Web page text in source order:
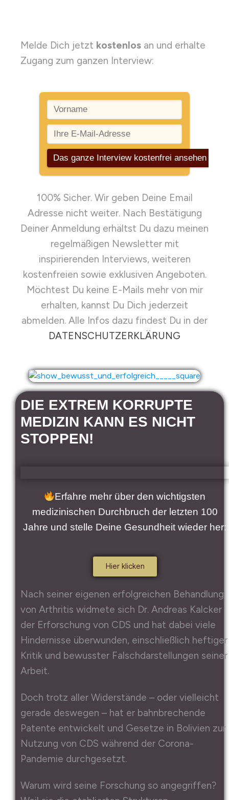
Melde Dich jetzt kostenlos an und erhalte
Zugang zum ganzen Interview:
100% Sicher. Wir geben Deine Email
Adresse nicht weiter. Nach Bestätigung
Deiner Anmeldung erhältst Du dazu meinen
regelmäßigen Newsletter mit
inspirierenden Interviews, weiteren
kostenfreien sowie exklusiven Angeboten.
Möchtest Du keine E-Mails mehr von mir
erhalten, kannst Du Dich jederzeit
abmelden. Alle Infos dazu findest Du in der
DATENSCHUTZERKLÄRUNG
DIE EXTREM KORRUPTE
MEDIZIN KANN ES NICHT
STOPPEN!
Erfahre mehr über den wichtigsten
medizinischen Durchbruch der letzten 100
Jahre und stelle Deine Gesundheit wieder her:
Hier klicken
Nach seiner eigenen erfolgreichen Behandlung
von Arthritis widmete sich Dr. Andreas Kalcker
der Erforschung von CDS und hat dabei viele
Hindernisse überwunden, einschließlich heftiger
Kritik und bewusster Falschdarstellungen seiner
Arbeit.
Doch trotz aller Widerstände – oder vielleicht
gerade deswegen – hat er bahnbrechende
Patente entwickelt und Gesetze in Bolivien zur
Nutzung von CDS während der Corona-
Pandemie durchgesetzt.
Warum wird seine Forschung so angegriffen?